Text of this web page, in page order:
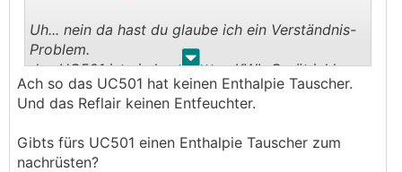
. .
Uh... nein da hast du glaube ich ein Verständnis-
Problem.
das UC501 ist ein komplettesKWL-Gerät inkl.
Entfeuchtung. Das ist so ähnl. wie ein UC500 nur
eben für die Deckenmontage.
und Abluft usw. alles mit drin.
Ach so das UC501 hat keinen Enthalpie Tauscher.
Und das Reflair keinen Entfeuchter.
Gibts fürs UC501 einen Enthalpie Tauscher zum
nachrüsten?